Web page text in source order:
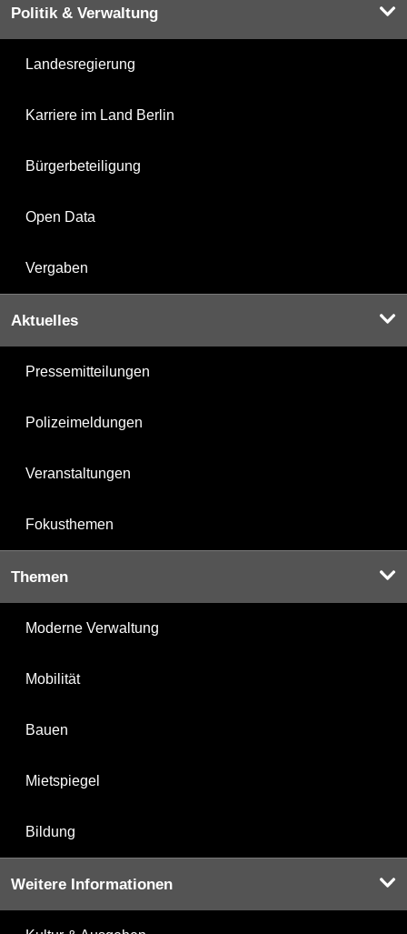
Politik & Verwaltung
Landesregierung
Karriere im Land Berlin
Bürgerbeteiligung
Open Data
Vergaben
Aktuelles
Pressemitteilungen
Polizeimeldungen
Veranstaltungen
Fokusthemen
Themen
Moderne Verwaltung
Mobilität
Bauen
Mietspiegel
Bildung
Weitere Informationen